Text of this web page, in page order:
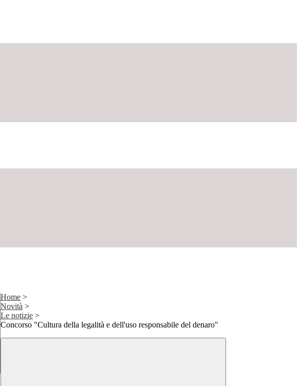
Home >
Novità >
Le notizie >
Concorso "Cultura della legalità e dell'uso responsabile del denaro"